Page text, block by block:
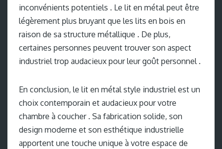
inconvénients potentiels . Le lit en métal peut être
légèrement plus bruyant que les lits en bois en
raison de sa structure métallique . De plus,
certaines personnes peuvent trouver son aspect
industriel trop audacieux pour leur goût personnel .
En conclusion, le lit en métal style industriel est un
choix contemporain et audacieux pour votre
chambre à coucher . Sa fabrication solide, son
design moderne et son esthétique industrielle
apportent une touche unique à votre espace de